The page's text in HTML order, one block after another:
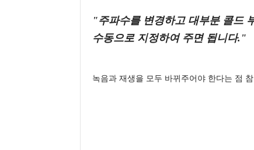
"주파수를 변경하고 대부분 콜드
수동으로 지정하여 주면 됩니다."
녹음과 재생을 모두 바뀌주어야 한다는 점